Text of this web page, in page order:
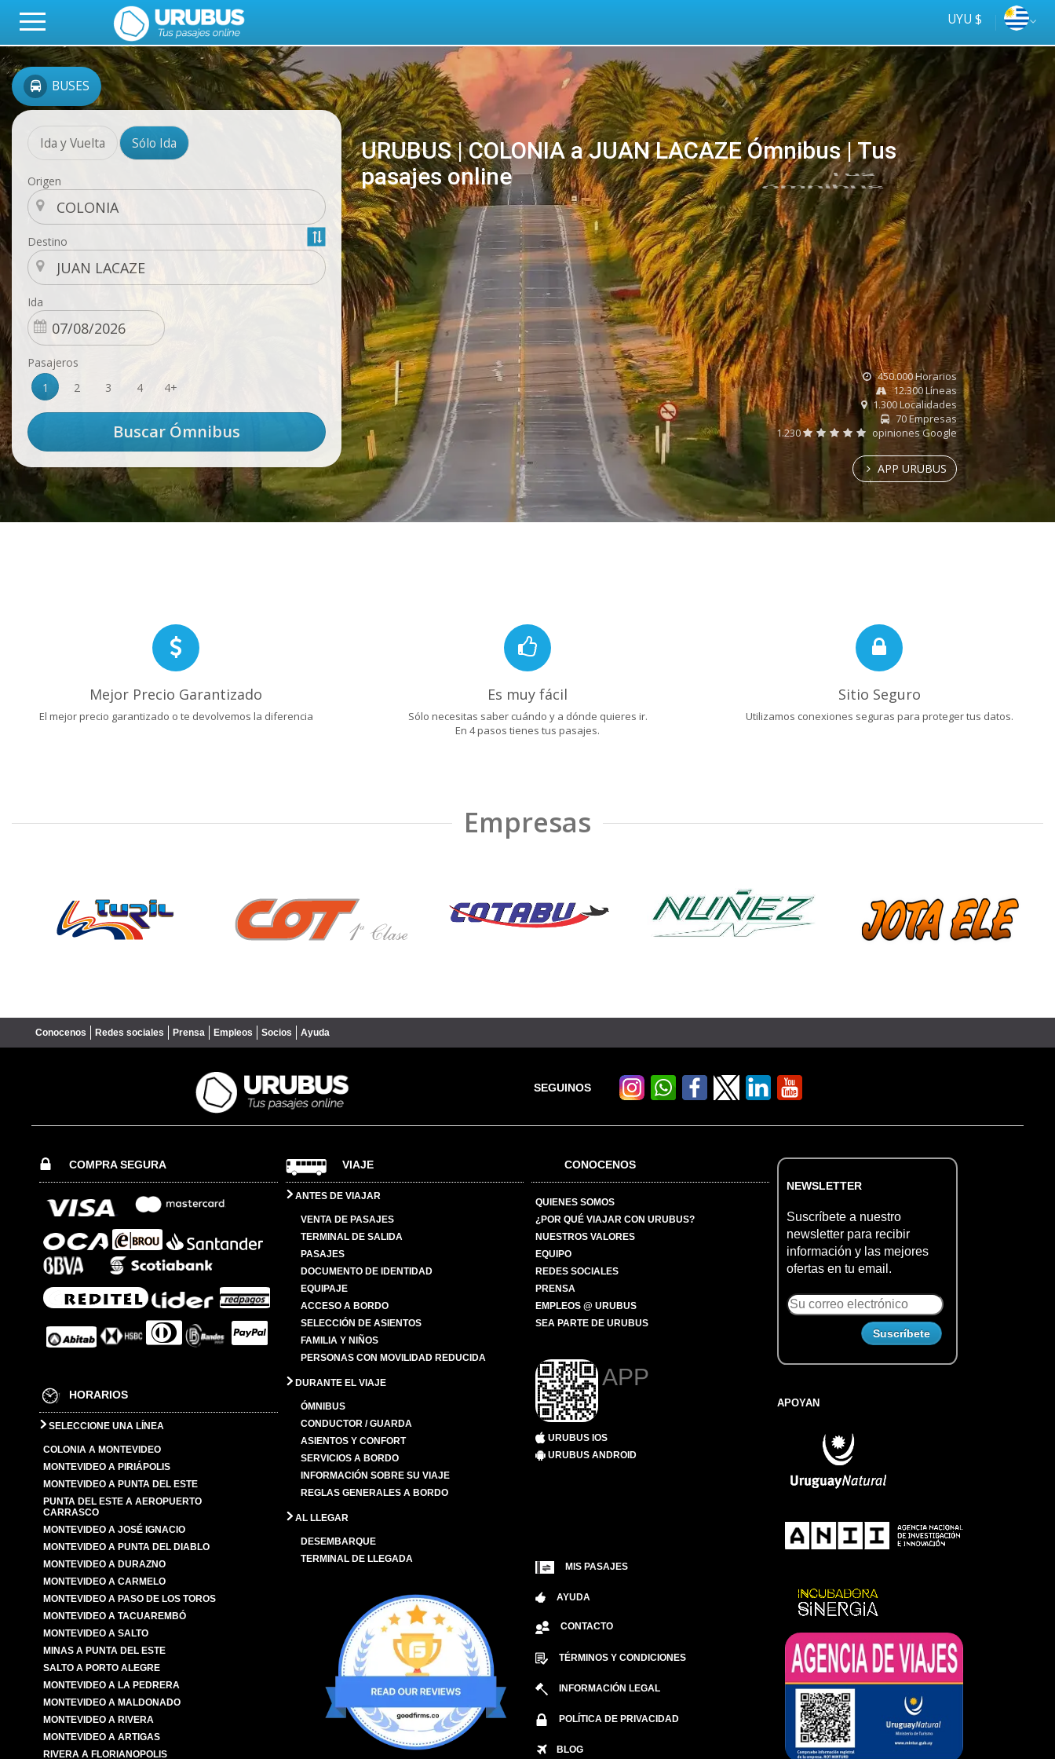
UYU $
BUSES
Ida y Vuelta Sólo Ida
Origen
Destino
Ida
Pasajeros
1
2 3 4 4+
URUBUS | COLONIA a JUAN LACAZE Ómnibus | Tus
pasajes online
online
Tus
ómnibus
450.000 Horarios
12.300 Líneas
1.300 Localidades
70 Empresas
1.230
opiniones Google
APP URUBUS
Mejor Precio Garantizado
El mejor precio garantizado o te devolvemos la diferencia
Es muy fácil
Sólo necesitas saber cuándo y a dónde quieres ir.
En 4 pasos tienes tus pasajes.
Sitio Seguro
Utilizamos conexiones seguras para proteger tus datos.
Empresas
Conocenos Redes sociales Prensa Empleos Socios Ayuda
SEGUINOS
COMPRA SEGURA
HORARIOS
SELECCIONE UNA LÍNEA
COLONIA A MONTEVIDEO
MONTEVIDEO A PIRIÁPOLIS
MONTEVIDEO A PUNTA DEL ESTE
PUNTA DEL ESTE A AEROPUERTO
CARRASCO
MONTEVIDEO A JOSÉ IGNACIO
MONTEVIDEO A PUNTA DEL DIABLO
MONTEVIDEO A DURAZNO
MONTEVIDEO A CARMELO
MONTEVIDEO A PASO DE LOS TOROS
MONTEVIDEO A TACUAREMBÓ
MONTEVIDEO A SALTO
MINAS A PUNTA DEL ESTE
SALTO A PORTO ALEGRE
MONTEVIDEO A LA PEDRERA
MONTEVIDEO A MALDONADO
MONTEVIDEO A RIVERA
MONTEVIDEO A ARTIGAS
RIVERA A FLORIANOPOLIS
VIAJE
ANTES DE VIAJAR
VENTA DE PASAJES
TERMINAL DE SALIDA
PASAJES
DOCUMENTO DE IDENTIDAD
EQUIPAJE
ACCESO A BORDO
SELECCIÓN DE ASIENTOS
FAMILIA Y NIÑOS
PERSONAS CON MOVILIDAD REDUCIDA
DURANTE EL VIAJE
ÓMNIBUS
CONDUCTOR / GUARDA
ASIENTOS Y CONFORT
SERVICIOS A BORDO
INFORMACIÓN SOBRE SU VIAJE
REGLAS GENERALES A BORDO
AL LLEGAR
DESEMBARQUE
TERMINAL DE LLEGADA
CONOCENOS
QUIENES SOMOS
¿POR QUÉ VIAJAR CON URUBUS?
NUESTROS VALORES
EQUIPO
REDES SOCIALES
PRENSA
EMPLEOS @ URUBUS
SEA PARTE DE URUBUS
APP
URUBUS IOS
URUBUS ANDROID
MIS PASAJES
AYUDA
CONTACTO
TÉRMINOS Y CONDICIONES
INFORMACIÓN LEGAL
POLÍTICA DE PRIVACIDAD
BLOG
NEWSLETTER
Suscríbete a nuestro
newsletter para recibir
información y las mejores
ofertas en tu email.
APOYAN